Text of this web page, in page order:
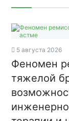
5 августа 2026
Феномен
тяжелой